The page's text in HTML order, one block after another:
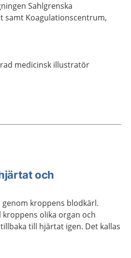
Sahlgrenska
samt Koagulationscentrum,
medicinsk illustratör
och
kroppens blodkärl.
olika organ och
till hjärtat igen. Det kallas